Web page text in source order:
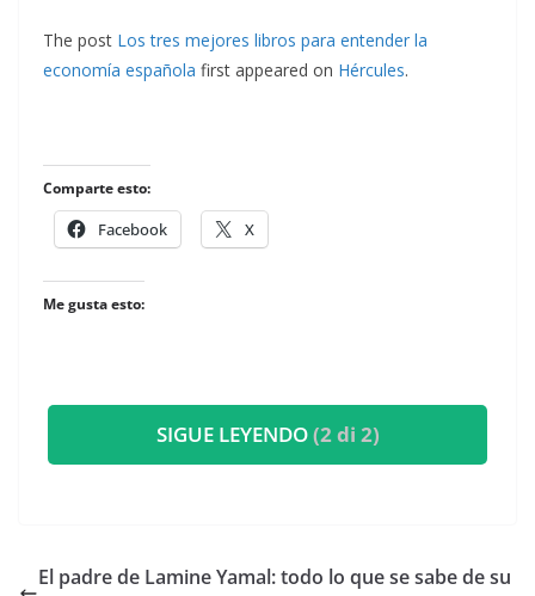
The post Los tres mejores libros para entender la
economía española first appeared on Hércules.
Comparte esto:
Facebook X
Me gusta esto:
SIGUE LEYENDO(2 di 2)
El padre de Lamine Yamal: todo lo que se sabe de su